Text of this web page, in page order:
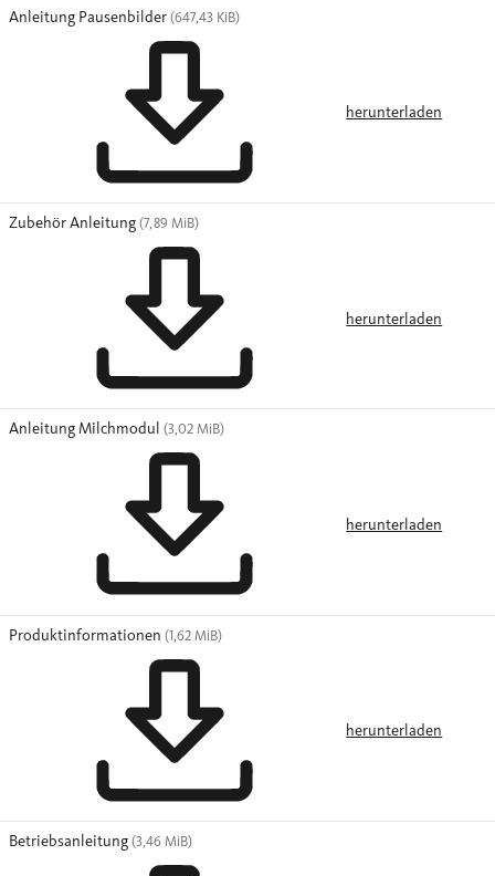
Anleitung Pausenbilder(647,43 KiB)
herunterladen
Zubehör Anleitung(7,89 MiB)
herunterladen
Anleitung Milchmodul(3,02 MiB)
herunterladen
Produktinformationen(1,62 MiB)
herunterladen
Betriebsanleitung(3,46 MiB)